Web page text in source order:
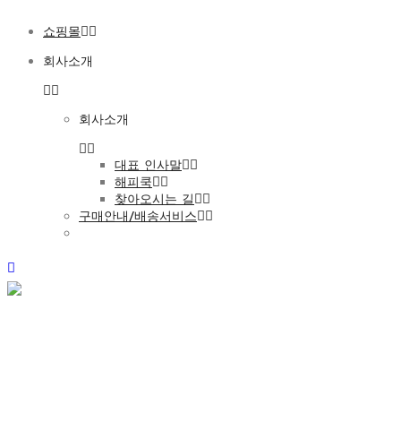
쇼핑몰
회사소개
회사소개
대표 인사말
해피쿡
찾아오시는 길
구매안내/배송서비스